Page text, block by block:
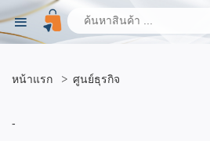
หน้าแรก ศูนย์ธุรกิจ
-